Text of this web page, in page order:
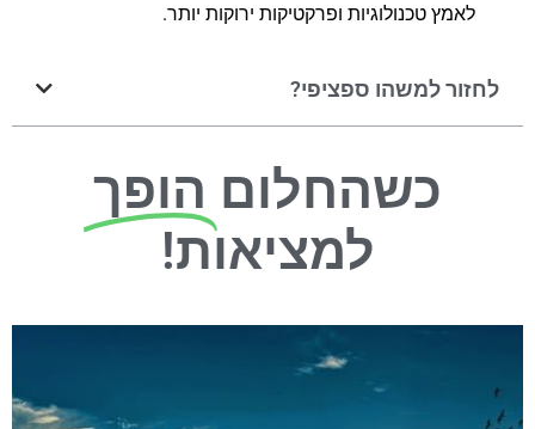
לאמץ טכנולוגיות ופרקטיקות ירוקות יותר.
לחזור למשהו ספציפי?
כשהחלום הופך
למציאות!